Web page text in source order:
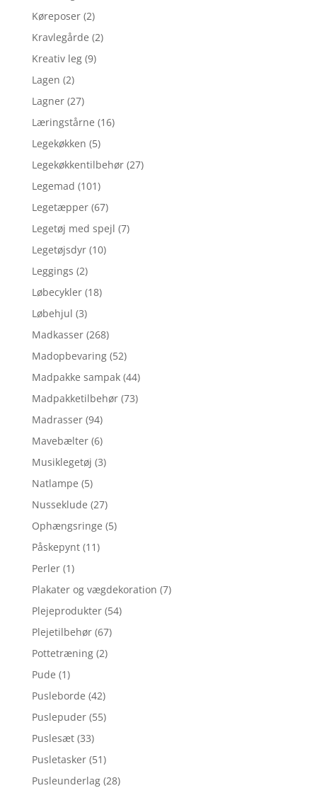
Køreposer (2)
Kravlegårde (2)
Kreativ leg (9)
Lagen (2)
Lagner (27)
Læringstårne (16)
Legekøkken (5)
Legekøkkentilbehør (27)
Legemad (101)
Legetæpper (67)
Legetøj med spejl (7)
Legetøjsdyr (10)
Leggings (2)
Løbecykler (18)
Løbehjul (3)
Madkasser (268)
Madopbevaring (52)
Madpakke sampak (44)
Madpakketilbehør (73)
Madrasser (94)
Mavebælter (6)
Musiklegetøj (3)
Natlampe (5)
Nusseklude (27)
Ophængsringe (5)
Påskepynt (11)
Perler (1)
Plakater og vægdekoration (7)
Plejeprodukter (54)
Plejetilbehør (67)
Pottetræning (2)
Pude (1)
Pusleborde (42)
Puslepuder (55)
Puslesæt (33)
Pusletasker (51)
Pusleunderlag (28)